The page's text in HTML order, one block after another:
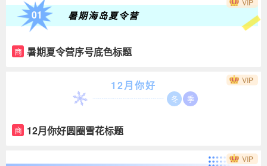
01 暑期海岛夏令营
商 暑期夏令营序号底色标题
12月你好
冬 季
商 12月你好圆圈雪花标题
VIP
VIP